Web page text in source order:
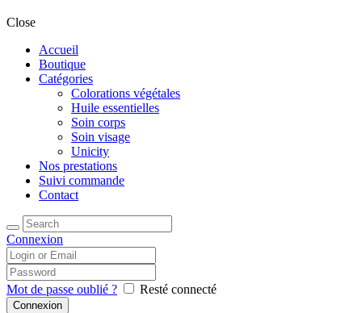
Close
Accueil
Boutique
Catégories
Colorations végétales
Huile essentielles
Soin corps
Soin visage
Unicity
Nos prestations
Suivi commande
Contact
Connexion
Mot de passe oublié ? Resté connecté